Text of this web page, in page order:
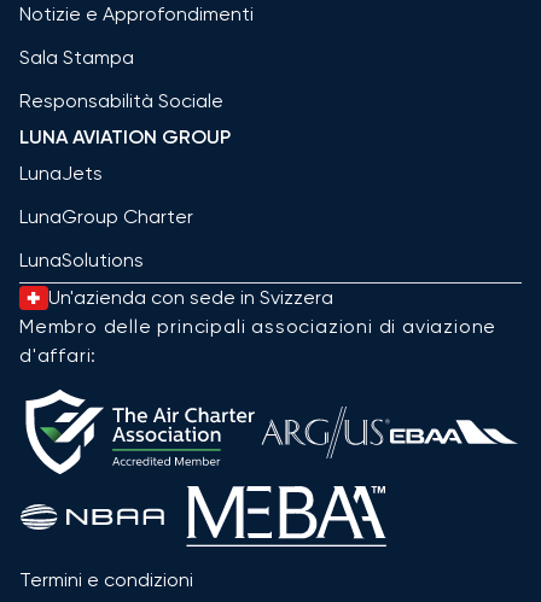
Notizie e Approfondimenti
Sala Stampa
Responsabilità Sociale
LUNA AVIATION GROUP
LunaJets
LunaGroup Charter
LunaSolutions
Un'azienda con sede in Svizzera
Membro delle principali associazioni di aviazione
d'affari:
Termini e condizioni